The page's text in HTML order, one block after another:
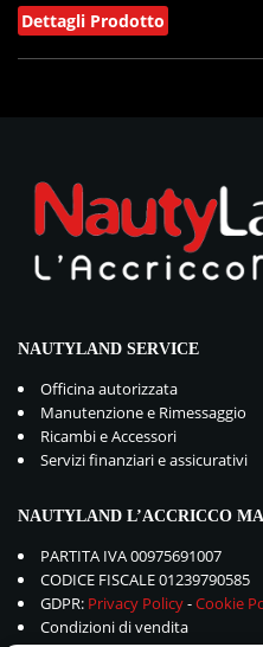
Dettagli Prodotto
NAUTYLAND SERVICE
Officina autorizzata
Manutenzione e Rimessaggio
Ricambi e Accessori
Servizi finanziari e assicurativi
NAUTYLAND L’ACCRICCO
PARTITA IVA 00975691007
CODICE FISCALE 01239790585
GDPR: Privacy Policy-Cookie
Condizioni di vendita